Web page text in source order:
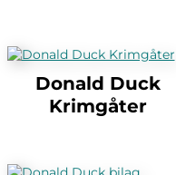
Donald Duck
Krimgåter